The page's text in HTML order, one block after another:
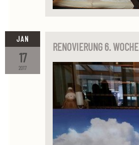
2017
17
JAN
RENOVIERUNG 6. WOCHE